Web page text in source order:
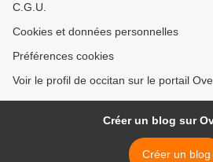
C.G.U.
Cookies et données personnelles
Préférences cookies
Voir le profil de occitan sur le portail
Créer un blog sur
Créer un blog